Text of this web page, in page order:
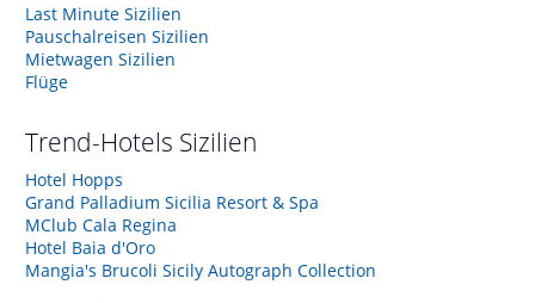
Last Minute Sizilien
Pauschalreisen Sizilien
Mietwagen Sizilien
Flüge
Trend-Hotels Sizilien
Hotel Hopps
Grand Palladium Sicilia Resort & Spa
MClub Cala Regina
Hotel Baia d'Oro
Mangia's Brucoli Sicily Autograph Collection